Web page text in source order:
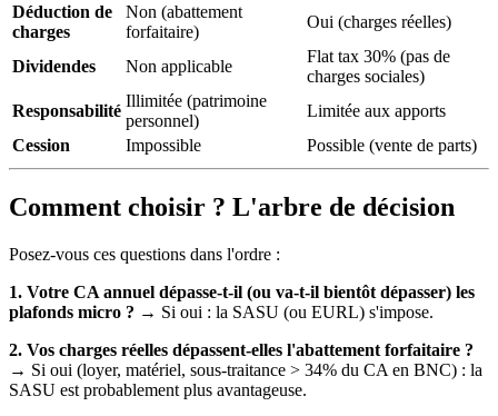
Déduction de
charges
Non (abattement
forfaitaire)
Oui (charges réelles)
Dividendes Non applicable
Flat tax 30% (pas de
charges sociales)
Responsabilité
Illimitée (patrimoine
personnel)
Limitée aux apports
Cession
Impossible Possible (vente de parts)
Comment choisir ? L'arbre de décision
Posez-vous ces questions dans l'ordre :
1. Votre CA annuel dépasse-t-il (ou va-t-il bientôt dépasser) les
plafonds micro ? → Si oui : la SASU (ou EURL) s'impose.
2. Vos charges réelles dépassent-elles l'abattement forfaitaire ?
→ Si oui (loyer, matériel, sous-traitance > 34% du CA en BNC) : la
SASU est probablement plus avantageuse.